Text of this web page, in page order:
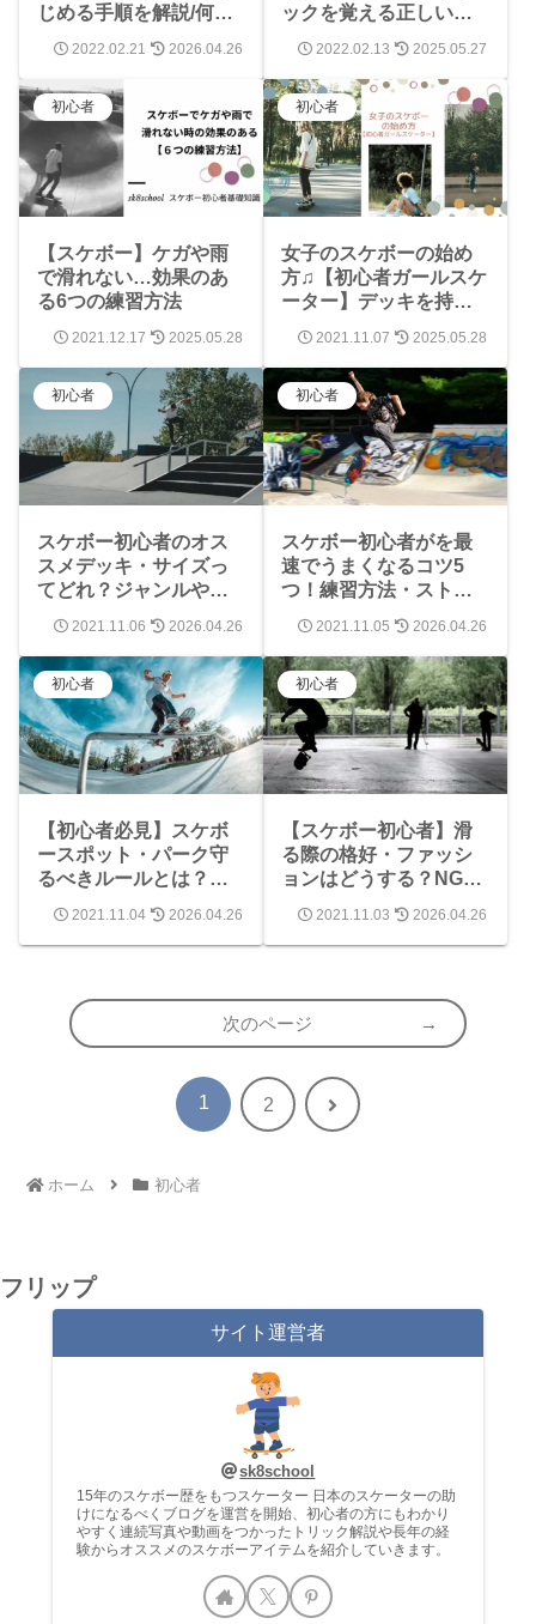
じめる手順を解説/何歳
から？ケガ・事故の心
配はあるの？
2022.02.21 2026.04.26
ックを覚える正しい順
番と始め方を解説
2022.02.13 2025.05.27
初心者
【スケボー】ケガや雨
で滑れない…効果のあ
る6つの練習方法
2021.12.17 2025.05.28
初心者
女子のスケボーの始め
方♫【初心者ガールスケ
ーター】デッキを持っ
てパークに行こう！
2021.11.07 2025.05.28
初心者
スケボー初心者のオス
スメデッキ・サイズっ
てどれ？ジャンルや背
の高さ？足のサイズ？
【スケボー基礎】
2021.11.06 2026.04.26
初心者
スケボー初心者がを最
速でうまくなるコツ5
つ！練習方法・ストレ
ッチ・筋トレで解決
【参考動画あり】
2021.11.05 2026.04.26
初心者
【初心者必見】スケボ
ースポット・パーク守
るべきルールとは？ど
んなマナーが必要？
2021.11.04 2026.04.26
初心者
【スケボー初心者】滑
る際の格好・ファッシ
ョンはどうする？NGと
2021.11.03 2026.04.26
次のページ
1 2 次
ホーム 初心者
フリップ
サイト運営者
sk8school
15年のスケボー歴をもつスケーター 日本のスケーターの助
けになるべくブログを運営を開始、初心者の方にもわかり
やすく連続写真や動画をつかったトリック解説や長年の経
験からオススメのスケボーアイテムを紹介していきます。